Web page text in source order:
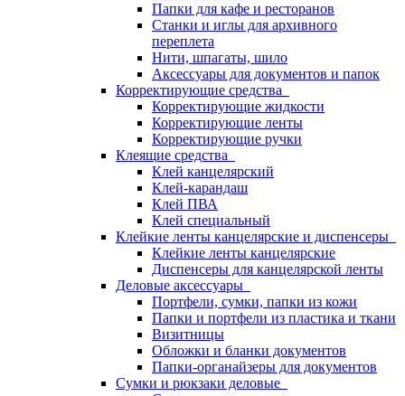
Папки для кафе и ресторанов
Станки и иглы для архивного
переплета
Нити, шпагаты, шило
Аксессуары для документов и папок
Корректирующие средства
Корректирующие жидкости
Корректирующие ленты
Корректирующие ручки
Клеящие средства
Клей канцелярский
Клей-карандаш
Клей ПВА
Клей специальный
Клейкие ленты канцелярские и диспенсеры
Клейкие ленты канцелярские
Диспенсеры для канцелярской ленты
Деловые аксессуары
Портфели, сумки, папки из кожи
Папки и портфели из пластика и ткани
Визитницы
Обложки и бланки документов
Папки-органайзеры для документов
Сумки и рюкзаки деловые